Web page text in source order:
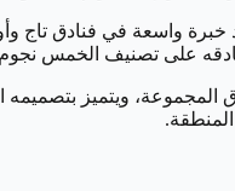
واسعة في فنادق تاج
على تصنيف الخمس نجوم
ويتميز